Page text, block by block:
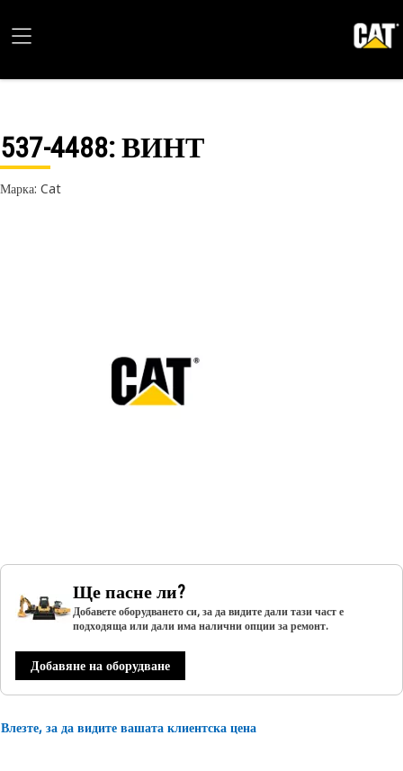
537-4488: ВИНТ
Марка: Cat
Ще пасне ли?
Добавете оборудването си, за да видите дали тази част е
подходяща или дали има налични опции за ремонт.
Добавяне на оборудване
Влезте, за да видите вашата клиентска цена